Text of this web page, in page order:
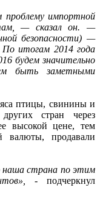
проблему импортной
— сказал он. —
безопасности) —
По итогам 2014 года
будем значительно
быть заметными
птицы, свинины и
стран через
высокой цене, тем
валюты, продавали
страна по этим
- подчеркнул